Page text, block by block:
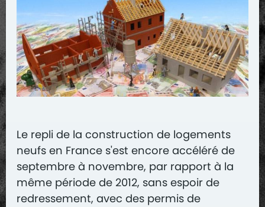
Le repli de la construction de logements
neufs en France s'est encore accéléré de
septembre à novembre, par rapport à la
même période de 2012, sans espoir de
redressement, avec des permis de